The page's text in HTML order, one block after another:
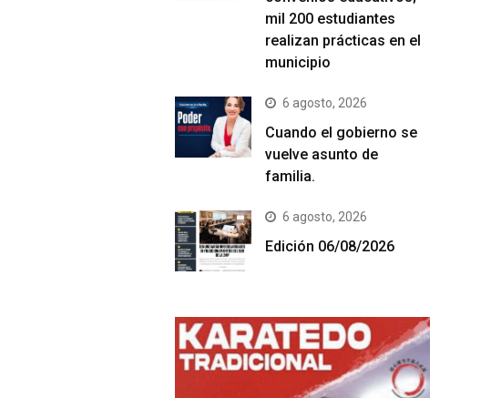
mil 200 estudiantes
realizan prácticas en el
municipio
6 agosto, 2026
Cuando el gobierno se
vuelve asunto de
familia.
6 agosto, 2026
Edición 06/08/2026